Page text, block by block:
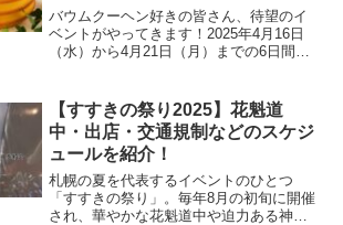
バウムクーヘン好きの皆さん、待望のイ
ベントがやってきます！​2025年4月16日
（水）から4月21日（月）までの6日間、
まる多彩なバウムクーヘンが一堂に会す
るこの...
【すすきの祭り2025】花魁道
中・出店・交通規制などのスケジ
ュールを紹介！
札幌の夏を代表するイベントのひとつ
「すすきの祭り」。毎年8月の初旬に開催
され、華やかな花魁道中や迫力ある神